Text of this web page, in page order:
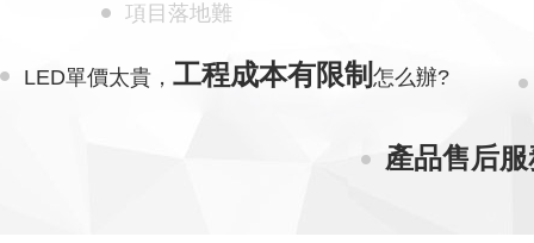
LED單價太貴， 工程成本有限制 怎么辦?
產品售后
項目落地難